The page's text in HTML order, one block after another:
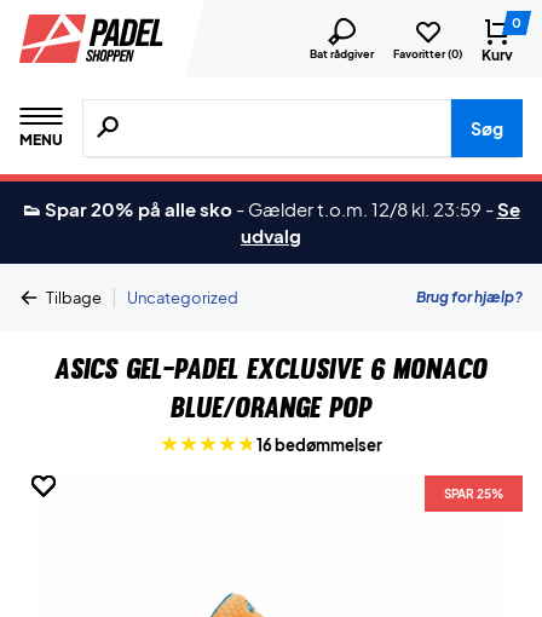
Bat rådgiver Favoritter (0)
0
Kurv
MENU
Søg efter produkter, mærker etc.
Søg
👟 Spar 20% på alle sko - Gælder t.o.m. 12/8 kl. 23:59 -Se
udvalg
Tilbage | Uncategorized Brug for hjælp?
Asics Gel-Padel Exclusive 6 Monaco
Blue/Orange Pop
16 bedømmelser
SPAR 25%
SPAR 25%
SPAR 25%
SPAR 25%
SPAR 25%
SPAR 25%